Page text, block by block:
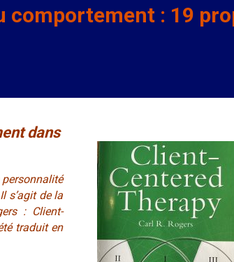
comportement : 19
dans
s’agit de la
: Client-
traduit en